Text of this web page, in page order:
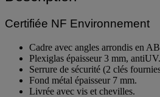
Certifiée NF Environnement
Cadre avec angles arrondis en
Plexiglas épaisseur 3 mm, antiUV.
Serrure de sécurité (2 clés
Fond métal épaisseur 7 mm.
Livrée avec vis et chevilles.